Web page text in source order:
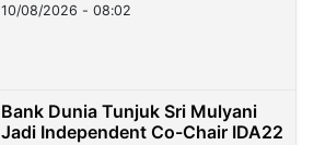
10/08/2026 - 08:02
Bank Dunia Tunjuk Sri Mulyani
Jadi Independent Co-Chair IDA22